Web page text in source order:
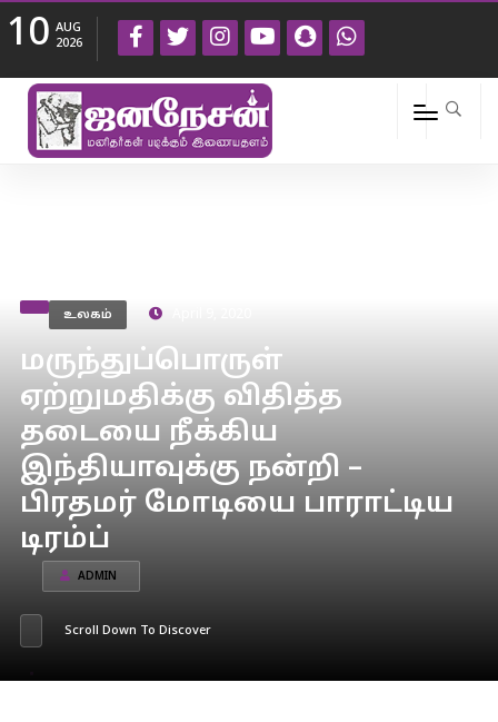
10 AUG
2026
உலகம்
மருந்துப்பொருள்
ஏற்றுமதிக்கு விதித்த
தடையை நீக்கிய
இந்தியாவுக்கு நன்றி –
பிரதமர் மோடியை பாராட்டிய
டிரம்ப்
ADMIN
Scroll Down To Discover